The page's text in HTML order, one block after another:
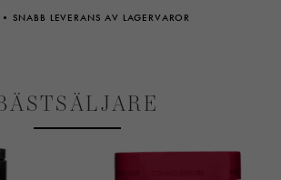
SNABB LEVERANS AV LAGERVAROR